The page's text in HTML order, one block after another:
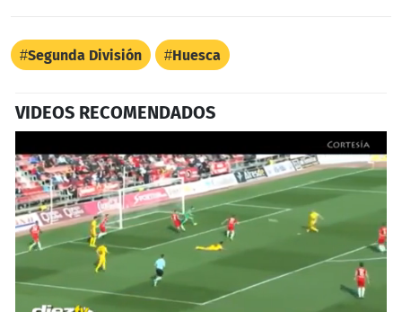
Segunda División Huesca
VIDEOS RECOMENDADOS